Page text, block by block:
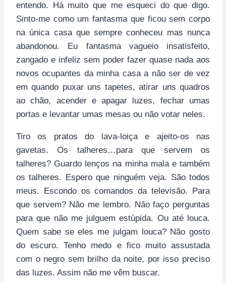
entendo. Há muito que me esqueci do que digo.
Sinto-me como um fantasma que ficou sem corpo
na única casa que sempre conheceu mas nunca
abandonou. Eu fantasma vagueio insatisfeito,
zangado e infeliz sem poder fazer quase nada aos
novos ocupantes da minha casa a não ser de vez
em quando puxar uns tapetes, atirar uns quadros
ao chão, acender e apagar luzes, fechar umas
portas e levantar umas mesas ou não votar neles.
Tiro os pratos do lava-loiça e ajeito-os nas
gavetas. Os talheres…para que servem os
talheres? Guardo lenços na minha mala e também
os talheres. Espero que ninguém veja. São todos
meus. Escondo os comandos da televisão. Para
que servem? Não me lembro. Não faço perguntas
para que não me julguem estúpida. Ou até louca.
Quem sabe se eles me julgam louca? Não gosto
do escuro. Tenho medo e fico muito assustada
com o negro sem brilho da noite, por isso preciso
das luzes. Assim não me vêm buscar.